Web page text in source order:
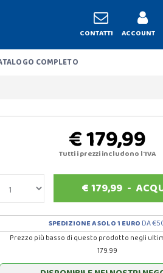
CONTATTI ACCOUNT
COMPLETO
€ 179,99
Tutti i prezzi includono l'IVA
€179,99-
SPEDIZIONE A SOLO 1 EURO DA
Prezzo più basso di questo prodotto negli
179.99